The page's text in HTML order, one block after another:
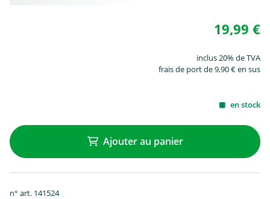
19,99 €
inclus 20% de TVA
frais de port de 9,90 € en sus
en stock
Ajouter au panier
n° art. 141524